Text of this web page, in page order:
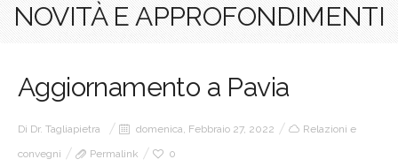
NOVITÀ E APPROFONDIMENTI
Aggiornamento a Pavia
Di Dr. Tagliapietra domenica, Febbraio 27, 2022
Relazioni e
convegni
Permalink 0